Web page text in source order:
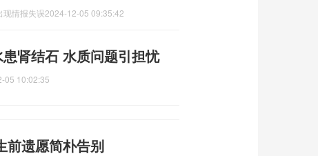
现情报失误2024-12-05 09:35:42
肾结石 水质问题引担忧
05 10:02:35
前遗愿简朴告别